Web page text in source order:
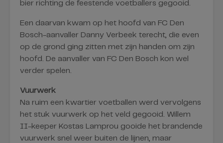
bier richting de feestende voetballers gegooid.
Een daarvan kwam op het hoofd van FC Den
Bosch-aanvaller Danny Verbeek terecht, die even
op de grond ging zitten met zijn handen om zijn
hoofd. De aanvaller van FC Den Bosch kon wel
verder spelen.
Vuurwerk
Na ruim een kwartier voetballen werd vervolgens
het stuk vuurwerk op het veld gegooid. Willem
II-keeper Kostas Lamprou gooide het brandende
vuurwerk snel weer buiten de lijnen, maar